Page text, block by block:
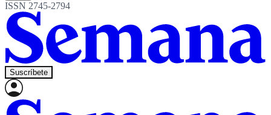
ISSN 2745-2794
Suscríbete